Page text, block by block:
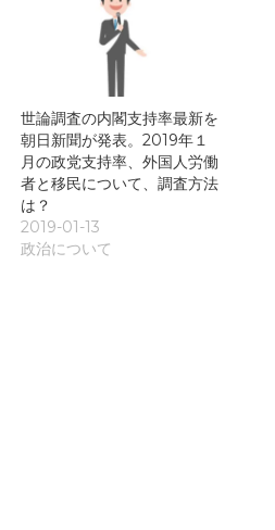
世論調査の内閣支持率最新を
朝日新聞が発表。2019年１
月の政党支持率、外国人労働
者と移民について、調査方法
は？
2019-01-13
政治について